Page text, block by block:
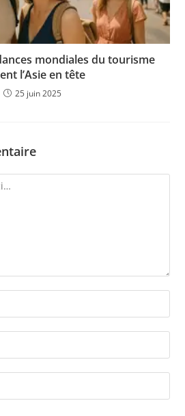
mondiales du tourisme
l’Asie en tête
25 juin 2025